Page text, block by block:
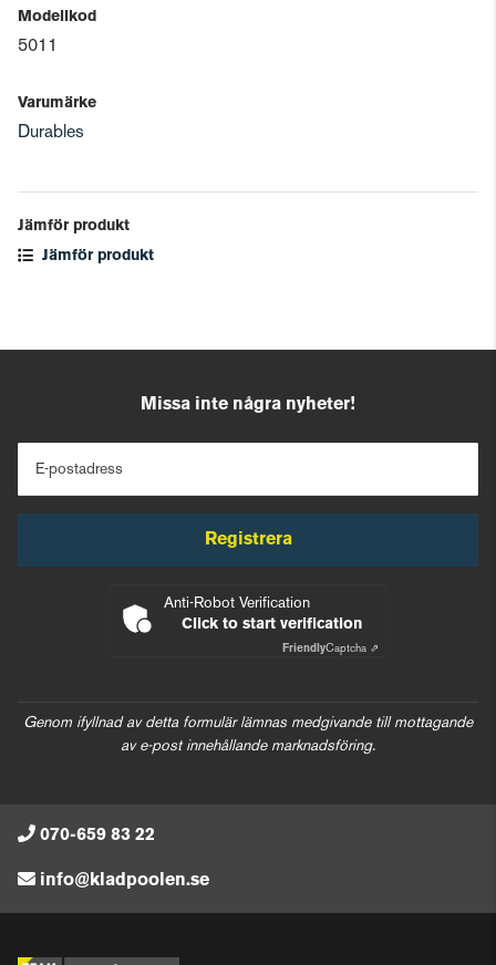
Modellkod
5011
Varumärke
Durables
Jämför produkt
Jämför produkt
Missa inte några nyheter!
E-postadress
Registrera
Anti-Robot Verification
Click to start verification
FriendlyCaptcha ⇗
Genom ifyllnad av detta formulär lämnas medgivande till mottagande
av e-post innehållande marknadsföring.
070-659 83 22
info@kladpoolen.se